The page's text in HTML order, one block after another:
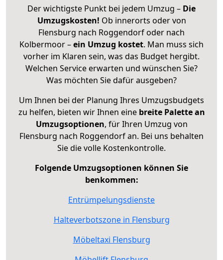
Der wichtigste Punkt bei jedem Umzug – Die
Umzugskosten! Ob innerorts oder von
Flensburg nach Roggendorf oder nach
Kolbermoor –ein Umzug kostet. Man muss sich
vorher im Klaren sein, was das Budget hergibt.
Welchen Service erwarten und wünschen Sie?
Was möchten Sie dafür ausgeben?
Um Ihnen bei der Planung Ihres Umzugsbudgets
zu helfen, bieten wir Ihnen eine breite Palette an
Umzugsoptionen, für Ihren Umzug von
Flensburg nach Roggendorf an. Bei uns behalten
Sie die volle Kostenkontrolle.
Folgende Umzugsoptionen können Sie
benkommen:
Entrümpelungsdienste
Halteverbotszone in Flensburg
Möbeltaxi Flensburg